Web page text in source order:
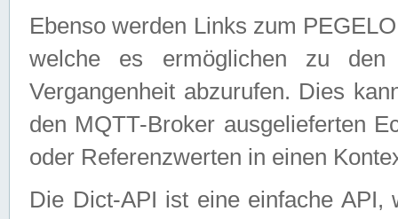
Ebenso werden Links zum
welche es ermöglichen zu den
Vergangenheit abzurufen. Dies
den MQTT-Broker ausgelieferten
oder Referenzwerten in einen
Die Dict-API ist eine einfache API,